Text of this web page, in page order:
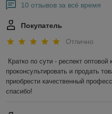
10 отзывов за всё время
Покупатель
Отлично
Кратко по сути - респект оптовой
проконсультировать и продать
приобрести качественный
спасибо!